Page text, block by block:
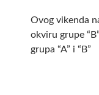
Ovog vikenda
okviru grupe
grupa “A” i “B”